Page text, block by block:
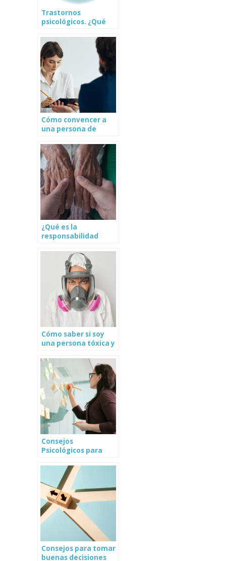
Trastornos
psicológicos. ¿Qué
tratarlos?
Cómo convencer a
una persona de
¿Qué es la
responsabilidad
mejorarla?
Cómo saber si soy
una persona tóxica y
Consejos
Psicológicos para
Consejos para tomar
buenas decisiones